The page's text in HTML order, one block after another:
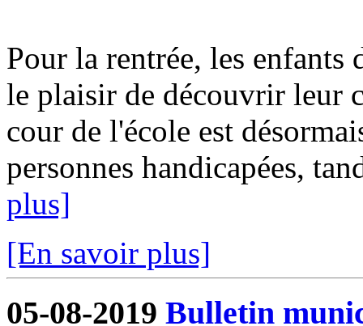
Pour la rentrée, les
le plaisir de découvrir leur
cour de l'école est
personnes handicapées,
plus]
[En savoir plus]
05-08-2019 Bulletin